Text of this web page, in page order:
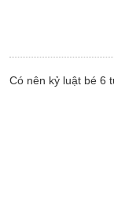
Có nên kỷ luật bé 6